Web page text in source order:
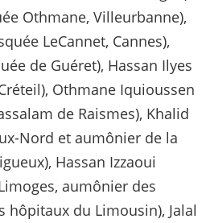
Othmane, Villeurbanne),
LeCannet, Cannes),
de Guéret), Hassan Ilyes
Othmane Iquioussen
de Raismes), Khalid
Nord et aumônier de la
Hassan Izzaoui
aumônier des
hôpitaux du Limousin), Jalal